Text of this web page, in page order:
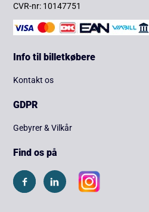
CVR-nr: 10147751
Info til billetkøbere
Kontakt os
GDPR
Gebyrer & Vilkår
Find os på